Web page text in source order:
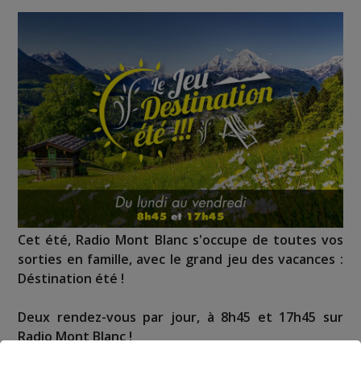
Cet été, Radio Mont Blanc s'occupe de toutes vos
sorties en famille, avec le grand jeu des vacances :
Déstination été !
Deux rendez-vous par jour, à 8h45 et 17h45 sur
Radio Mont Blanc !